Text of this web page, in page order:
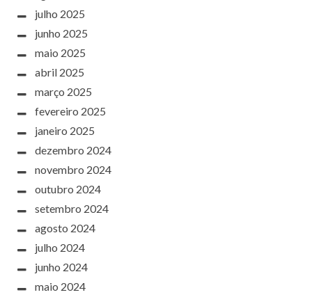
julho 2025
junho 2025
maio 2025
abril 2025
março 2025
fevereiro 2025
janeiro 2025
dezembro 2024
novembro 2024
outubro 2024
setembro 2024
agosto 2024
julho 2024
junho 2024
maio 2024